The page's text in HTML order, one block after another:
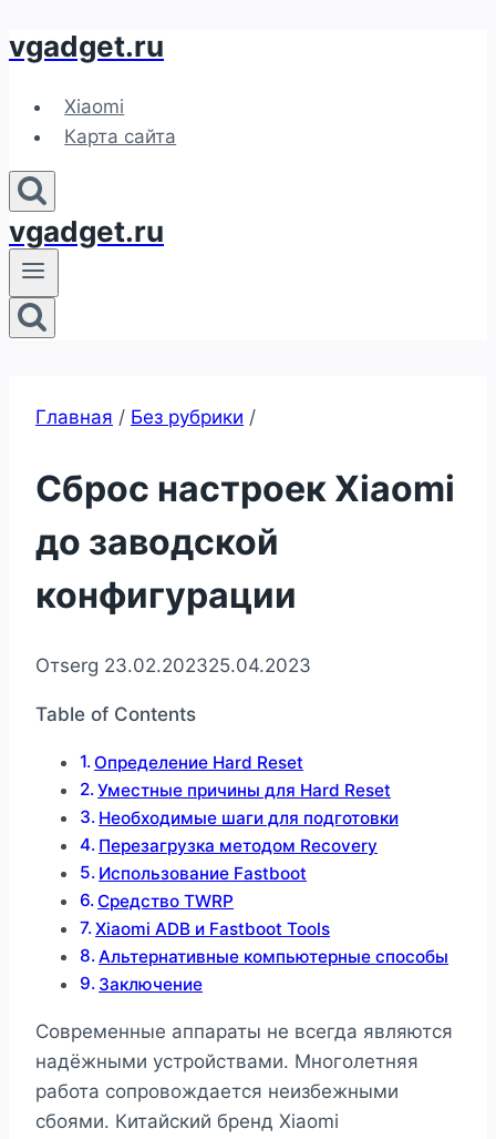
Перейти
содержимому
vgadget.ru
Xiaomi
Карта сайта
vgadget.ru
Главная / Без рубрики /
Сброс настроек Xiaomi
до заводской
конфигурации
Отserg 23.02.202325.04.2023
Table of Contents
Определение Hard Reset
Уместные причины для Hard Reset
Необходимые шаги для подготовки
Перезагрузка методом Recovery
Использование Fastboot
Средство TWRP
Xiaomi ADB и Fastboot Tools
Альтернативные компьютерные способы
Заключение
Современные аппараты не всегда являются
надёжными устройствами. Многолетняя
работа сопровождается неизбежными
сбоями. Китайский бренд Xiaomi